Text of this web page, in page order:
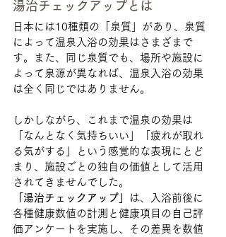
湯治チェックアップとは
日本には10種類の「泉質」があり、泉質
によって温泉入浴の効果はさまざまで
す。また、同じ泉質でも、場所や施設に
よって泉源が異なれば、温泉入浴の効果
は全く同じではありません。
しかしながら、これまで温泉の効果は
「なんとなく気持ちいい」「疲れが取れ
る気がする」という感覚的な表現にとど
まり、施設ごとの独自の価値として活用
されてきませんでした。
「湯治チェックアップ」
は、入浴前後に
各種健康数値の計測と健康項目の自己評
価アンケートを実施し、その差異を数値